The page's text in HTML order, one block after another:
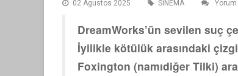
02 Agustos 2025 SİNEMA Yorum
DreamWorks’ün sevilen suç
İyilikle kötülük arasındaki
Foxington (namıdiğer Tilki)